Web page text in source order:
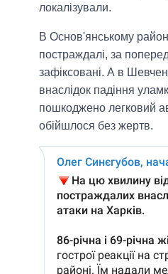
локалізували.
В Основ'янському
постраждалі, за
зафіксовані. А в
внаслідок падіння
пошкоджено легковий
обійшлося без жертв.